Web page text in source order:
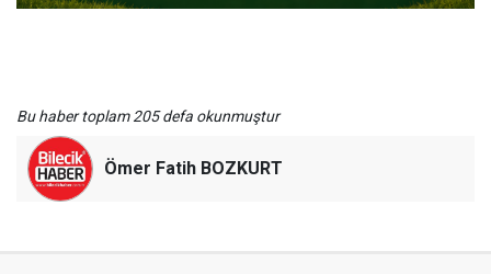
Bu haber toplam 205 defa okunmuştur
Ömer Fatih BOZKURT